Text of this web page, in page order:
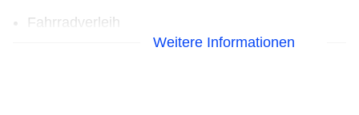
Fahrradverleih
Weitere Informationen